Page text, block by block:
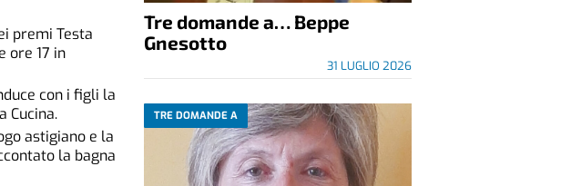
premi Testa
ore 17 in
con i figli la
Cucina.
astigiano e la
la bagna
Tre domande a… Beppe
Gnesotto
31 LUGLIO 2026
TRE DOMANDE A